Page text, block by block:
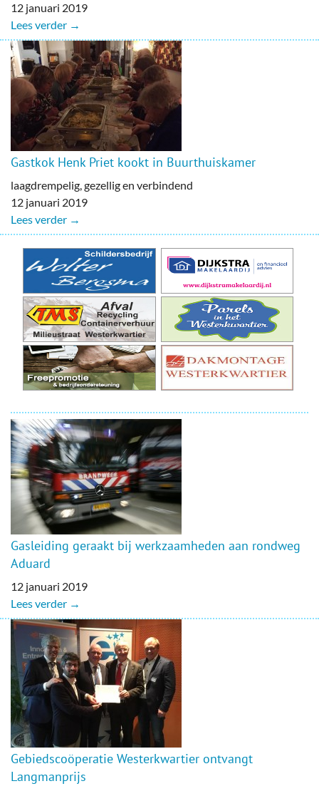
12 januari 2019
Lees verder →
Gastkok Henk Priet kookt in Buurthuiskamer
laagdrempelig, gezellig en verbindend
12 januari 2019
Lees verder →
Gasleiding geraakt bij werkzaamheden aan rondweg
Aduard
12 januari 2019
Lees verder →
Gebiedscoöperatie Westerkwartier ontvangt
Langmanprijs